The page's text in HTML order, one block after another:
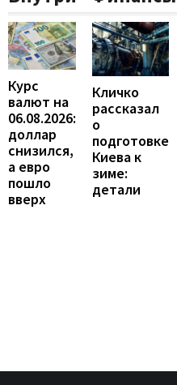
Курс
валют на
06.08.2026:
доллар
снизился,
а евро
пошло
вверх
Кличко
рассказал
о
подготовке
Киева к
зиме:
детали